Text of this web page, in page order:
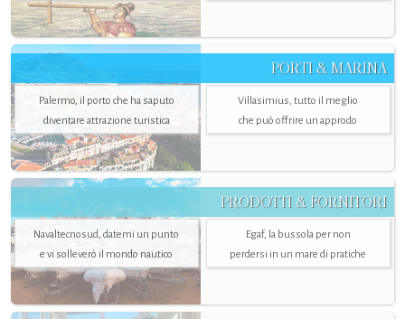
PORTI & MARINA
Palermo, il porto che ha saputo
diventare attrazione turistica
Villasimius, tutto il meglio
che può offrire un approdo
PRODOTTI & FORNITORI
Navaltecnosud, datemi un punto
e vi solleverò il mondo nautico
Egaf, la bussola per non
perdersi in un mare di pratiche